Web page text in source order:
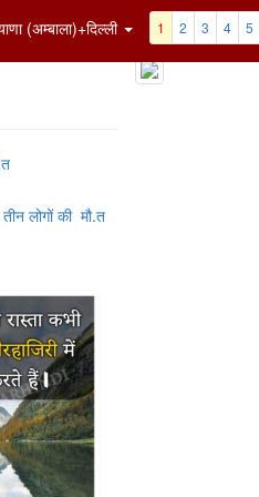
(अम्बाला)+दिल्ली 1 2 3 4 5
लोगों की मौ.त